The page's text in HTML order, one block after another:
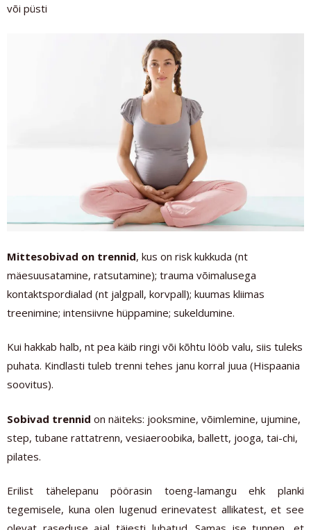
või püsti
Mittesobivad on trennid, kus on risk kukkuda (nt
mäesuusatamine, ratsutamine); trauma võimalusega
kontaktspordialad (nt jalgpall, korvpall); kuumas kliimas
treenimine; intensiivne hüppamine; sukeldumine.
Kui hakkab halb, nt pea käib ringi või kõhtu lööb valu, siis tuleks
puhata. Kindlasti tuleb trenni tehes janu korral juua (Hispaania
soovitus).
Sobivad trennid on näiteks: jooksmine, võimlemine, ujumine,
step, tubane rattatrenn, vesiaeroobika, ballett, jooga, tai-chi,
pilates.
Erilist tähelepanu pöörasin toeng-lamangu ehk planki
tegemisele, kuna olen lugenud erinevatest allikatest, et see